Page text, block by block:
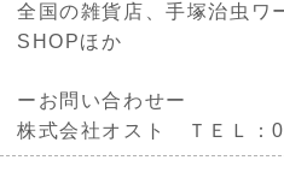
全国の雑貨店、手塚治虫ワ
SHOPほか
ーお問い合わせー
株式会社オスト ＴＥＬ：